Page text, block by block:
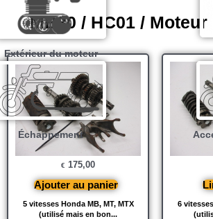
Extérieur du moteur
Échappement
MB80 / HC01 /
5 vitesses Honda MB, MT, MTX
(utilisé mais en bon...
€ 175,00
Ajouter au panier
6